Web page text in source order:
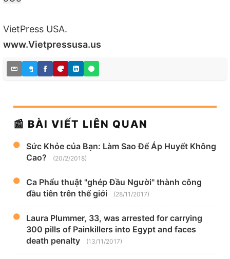
VietPress USA.
www.Vietpressusa.us
📰 BÀI VIẾT LIÊN QUAN
Sức Khỏe của Bạn: Làm Sao Để Áp Huyết Không
Cao?
(20/2/2018)
Ca Phẩu thuật "ghép Đầu Người" thành công
đầu tiên trên thế giới
(28/11/2017)
Laura Plummer, 33, was arrested for carrying
300 pills of Painkillers into Egypt and faces
death penalty
(13/11/2017)